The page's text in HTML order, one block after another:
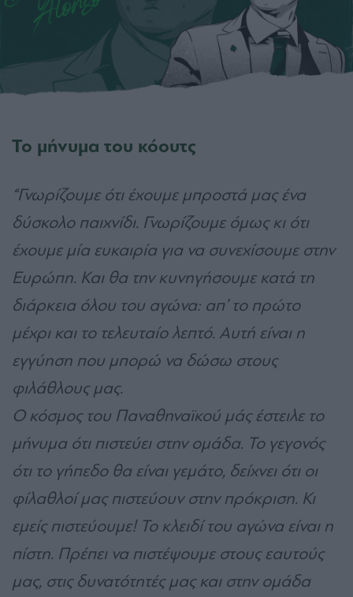
Το μήνυμα του κόουτς
“Γνωρίζουμε ότι έχουμε μπροστά μας ένα
δύσκολο παιχνίδι. Γνωρίζουμε όμως κι ότι
έχουμε μία ευκαιρία για να συνεχίσουμε στην
Ευρώπη. Και θα την κυνηγήσουμε κατά τη
διάρκεια όλου του αγώνα: απ’ το πρώτο
μέχρι και το τελευταίο λεπτό. Αυτή είναι η
εγγύηση που μπορώ να δώσω στους
φιλάθλους μας.
Ο κόσμος του Παναθηναϊκού μάς έστειλε το
μήνυμα ότι πιστεύει στην ομάδα. Το γεγονός
ότι το γήπεδο θα είναι γεμάτο, δείχνει ότι οι
φίλαθλοί μας πιστεύουν στην πρόκριση. Κι
εμείς πιστεύουμε! Το κλειδί του αγώνα είναι η
πίστη. Πρέπει να πιστέψουμε στους εαυτούς
μας, στις δυνατότητές μας και στην ομάδα